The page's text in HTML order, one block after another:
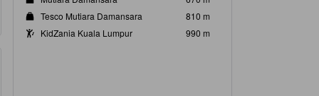
Tesco Mutiara Damansara
810 m
KidZania Kuala Lumpur
990 m